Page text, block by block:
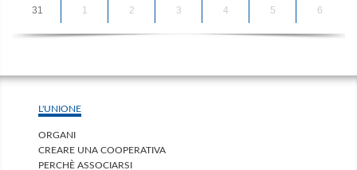
31 1 2 3 4 5 6
L'UNIONE
ORGANI
CREARE UNA COOPERATIVA
PERCHÈ ASSOCIARSI